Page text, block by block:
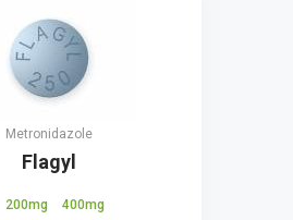
Metronidazole
Flagyl
200mg 400mg